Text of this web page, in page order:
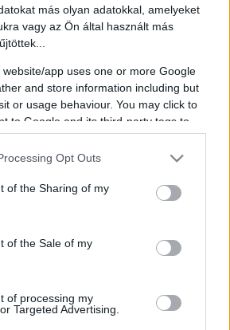
más olyan adatokkal, amelyeket
vagy az Ön által használt más
app uses one or more Google
and store information including but
or usage behaviour. You may click to
to Google and its third-party tags to
specified purposes in below Google
Opt Outs
of the Sharing of my
of the Sale of my
of processing my
Targeted Advertising.
segítségével edukáljuk a standhoz
termékenységtudatossággal
témákban. A helyes választ adók között